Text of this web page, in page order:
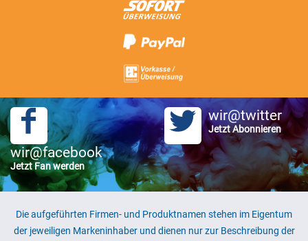
wir@facebook
Jetzt Fan werden
wir@twitter
Jetzt Abonnieren
Die aufgeführten Firmen- und Produktnamen stehen im Eigentum
der jeweiligen Markeninhaber und dienen nur zur Beschreibung der